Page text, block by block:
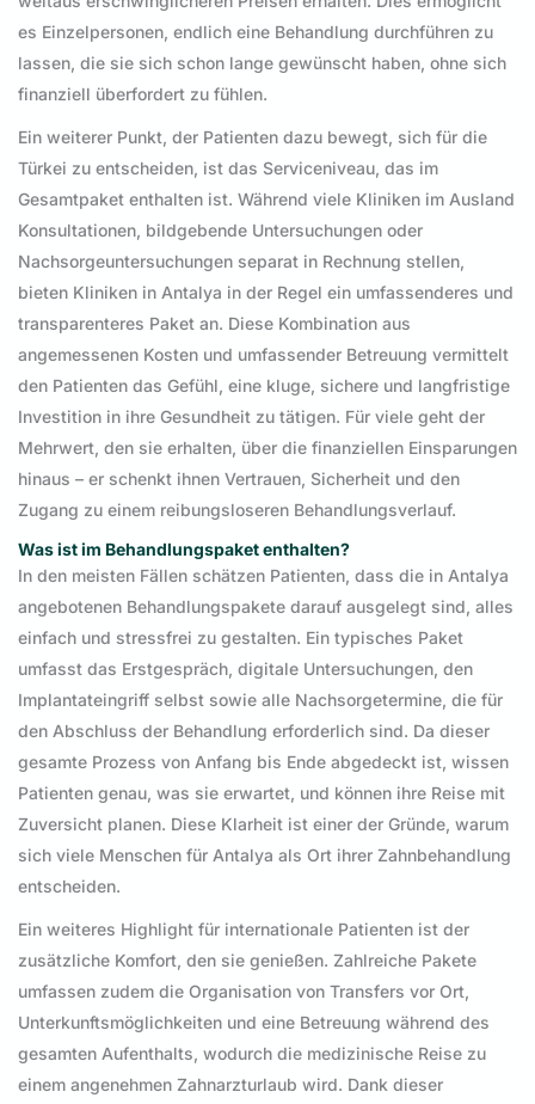
es Einzelpersonen, endlich eine Behandlung durchführen zu
lassen, die sie sich schon lange gewünscht haben, ohne sich
finanziell überfordert zu fühlen.
Ein weiterer Punkt, der Patienten dazu bewegt, sich für die
Türkei zu entscheiden, ist das Serviceniveau, das im
Gesamtpaket enthalten ist. Während viele Kliniken im Ausland
Konsultationen, bildgebende Untersuchungen oder
Nachsorgeuntersuchungen separat in Rechnung stellen,
bieten Kliniken in Antalya in der Regel ein umfassenderes und
transparenteres Paket an. Diese Kombination aus
angemessenen Kosten und umfassender Betreuung vermittelt
den Patienten das Gefühl, eine kluge, sichere und langfristige
Investition in ihre Gesundheit zu tätigen. Für viele geht der
Mehrwert, den sie erhalten, über die finanziellen Einsparungen
hinaus – er schenkt ihnen Vertrauen, Sicherheit und den
Zugang zu einem reibungsloseren Behandlungsverlauf.
Was ist im Behandlungspaket enthalten?
In den meisten Fällen schätzen Patienten, dass die in Antalya
angebotenen Behandlungspakete darauf ausgelegt sind, alles
einfach und stressfrei zu gestalten. Ein typisches Paket
umfasst das Erstgespräch, digitale Untersuchungen, den
Implantateingriff selbst sowie alle Nachsorgetermine, die für
den Abschluss der Behandlung erforderlich sind. Da dieser
gesamte Prozess von Anfang bis Ende abgedeckt ist, wissen
Patienten genau, was sie erwartet, und können ihre Reise mit
Zuversicht planen. Diese Klarheit ist einer der Gründe, warum
sich viele Menschen für Antalya als Ort ihrer Zahnbehandlung
entscheiden.
Ein weiteres Highlight für internationale Patienten ist der
zusätzliche Komfort, den sie genießen. Zahlreiche Pakete
umfassen zudem die Organisation von Transfers vor Ort,
Unterkunftsmöglichkeiten und eine Betreuung während des
gesamten Aufenthalts, wodurch die medizinische Reise zu
einem angenehmen Zahnarzturlaub wird. Dank dieser